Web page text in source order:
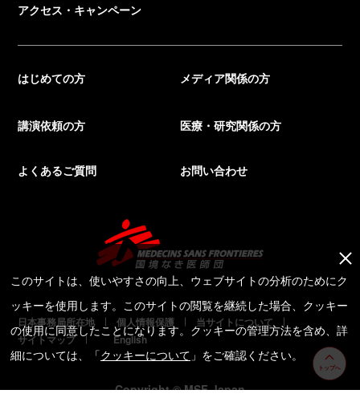
アクセス・キャンペーン
はじめての方 メディア関係の方
講演依頼の方 医療・研究関係の方
よくあるご質問 お問い合わせ
日本事務局所在地 個人情報保護
当サイトについて
サイトマップ
English
Copyright © MSF Japan
トップへ
このサイトは、使いやすさの向上、ウェブサイトの分析のためにク
ッキーを使用します。このサイトの閲覧を継続した場合、クッキー
の使用に同意したことになります。クッキーの管理方法を含め、詳
細については、「クッキーについて 」をご確認ください。